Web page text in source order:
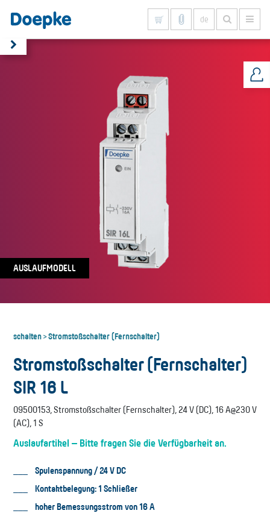
de
AUSLAUFMODELL
schalten>Stromstoßschalter (Fernschalter)
Stromstoßschalter (Fernschalter)
SIR 16 L
09500153, Stromstoßschalter (Fernschalter), 24 V (DC), 16 A@230 V
(AC), 1 S
Auslaufartikel – Bitte fragen Sie die Verfügbarkeit an.
Spulenspannung / 24 V DC
Kontaktbelegung: 1 Schließer
hoher Bemessungsstrom von 16 A